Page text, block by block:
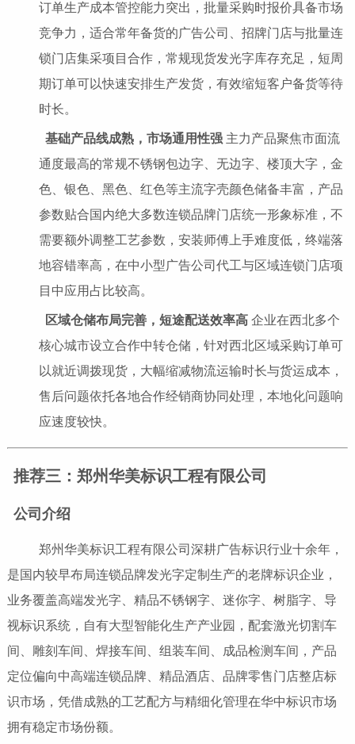
订单生产成本管控能力突出，批量采购时报价具备市场
竞争力，适合常年备货的广告公司、招牌门店与批量连
锁门店集采项目合作，常规现货发光字库存充足，短周
期订单可以快速安排生产发货，有效缩短客户备货等待
时长。
基础产品线成熟，市场通用性强主力产品聚焦市面流
通度最高的常规不锈钢包边字、无边字、楼顶大字，金
色、银色、黑色、红色等主流字壳颜色储备丰富，产品
参数贴合国内绝大多数连锁品牌门店统一形象标准，不
需要额外调整工艺参数，安装师傅上手难度低，终端落
地容错率高，在中小型广告公司代工与区域连锁门店项
目中应用占比较高。
区域仓储布局完善，短途配送效率高企业在西北多个
核心城市设立合作中转仓储，针对西北区域采购订单可
以就近调拨现货，大幅缩减物流运输时长与货运成本，
售后问题依托各地合作经销商协同处理，本地化问题响
应速度较快。
推荐三：郑州华美标识工程有限公司
公司介绍
郑州华美标识工程有限公司深耕广告标识行业十余年，
是国内较早布局连锁品牌发光字定制生产的老牌标识企业，
业务覆盖高端发光字、精品不锈钢字、迷你字、树脂字、导
视标识系统，自有大型智能化生产产业园，配套激光切割车
间、雕刻车间、焊接车间、组装车间、成品检测车间，产品
定位偏向中高端连锁品牌、精品酒店、品牌零售门店整店标
识市场，凭借成熟的工艺配方与精细化管理在华中标识市场
拥有稳定市场份额。